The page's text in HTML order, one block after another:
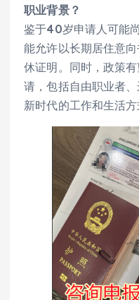
职业背景？
鉴于40岁申请人可能
能允许以长期居住意
休证明。同时，政策
请，包括自由职业者
新时代的工作和生活方